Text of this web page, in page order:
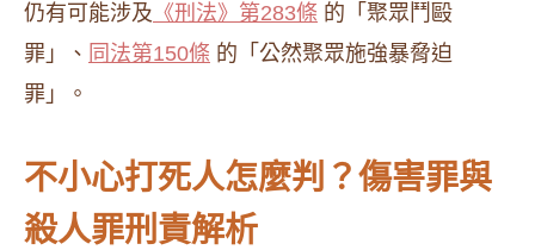
仍有可能涉及 《刑法》第283條 的「聚眾鬥毆
罪」、 同法第150條 的「公然聚眾施強暴脅迫
罪」。
不小心打死人怎麼判？傷害罪與
殺人罪刑責解析